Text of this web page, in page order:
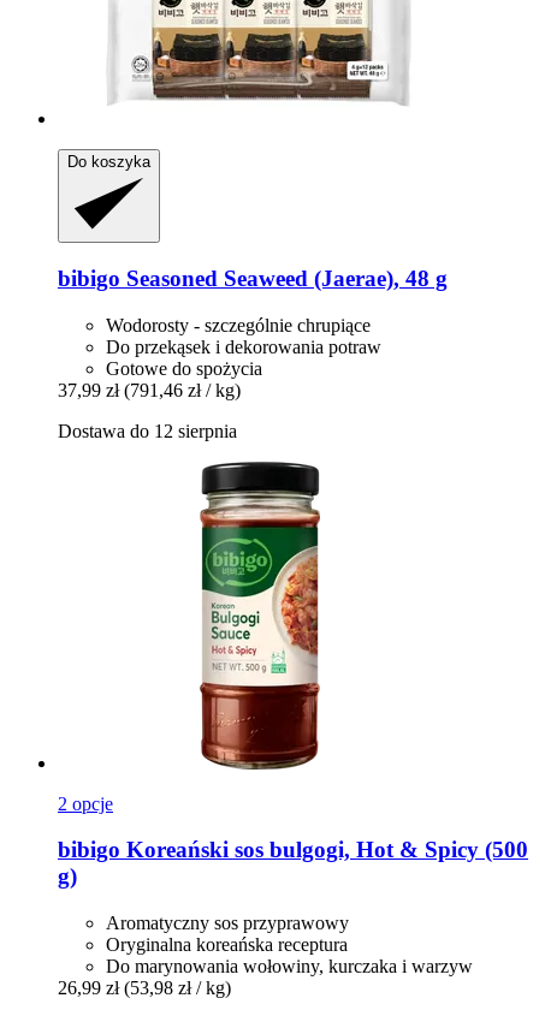
Do koszyka
bibigo Seasoned Seaweed (Jaerae), 48 g
Wodorosty - szczególnie chrupiące
Do przekąsek i dekorowania potraw
Gotowe do spożycia
37,99 zł (791,46 zł / kg)
Dostawa do 12 sierpnia
2 opcje
bibigo Koreański sos bulgogi, Hot & Spicy (500
g)
Aromatyczny sos przyprawowy
Oryginalna koreańska receptura
Do marynowania wołowiny, kurczaka i warzyw
26,99 zł (53,98 zł / kg)